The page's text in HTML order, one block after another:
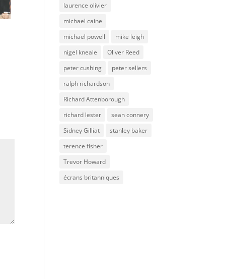
laurence olivier
michael caine
michael powell
mike leigh
nigel kneale
Oliver Reed
peter cushing
peter sellers
ralph richardson
Richard Attenborough
richard lester
sean connery
Sidney Gilliat
stanley baker
terence fisher
Trevor Howard
écrans britanniques